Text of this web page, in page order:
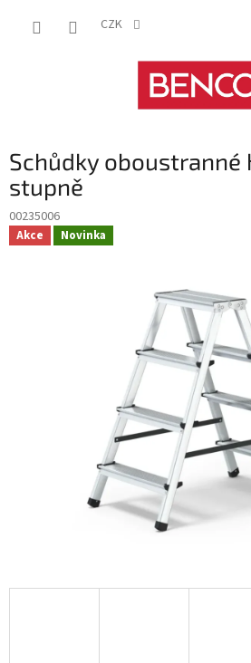
CZK
Schůdky oboustranné
stupně
00235006
Akce Novinka